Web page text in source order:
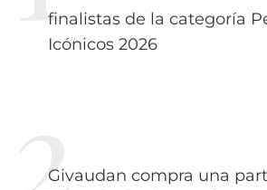
finalistas de la categoría
Icónicos 2026
Givaudan compra una